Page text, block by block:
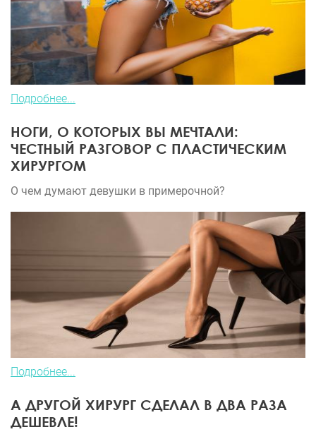
Подробнее...
НОГИ, О КОТОРЫХ ВЫ МЕЧТАЛИ:
ЧЕСТНЫЙ РАЗГОВОР С ПЛАСТИЧЕСКИМ
ХИРУРГОМ
О чем думают девушки в примерочной?
Подробнее...
А ДРУГОЙ ХИРУРГ СДЕЛАЛ В ДВА РАЗА
ДЕШЕВЛЕ!